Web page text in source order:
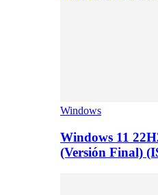
Windows
Windows 11
(Versión Final)